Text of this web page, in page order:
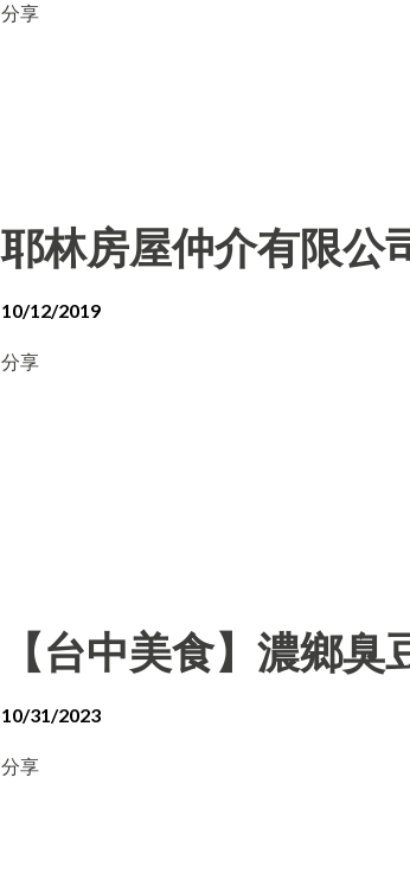
分享
耶林房屋仲介有限公
10/12/2019
分享
【台中美食】濃鄉臭
10/31/2023
分享